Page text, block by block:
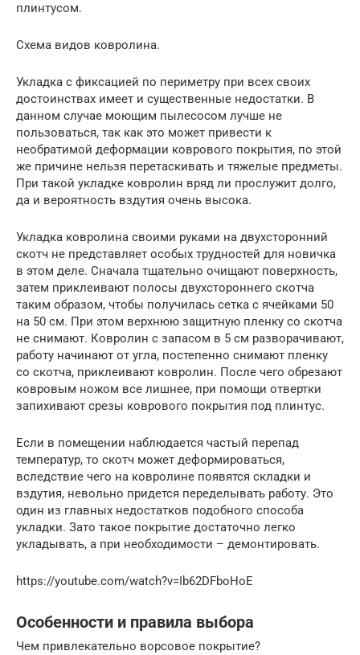
плинтусом.
Схема видов ковролина.
Укладка с фиксацией по периметру при всех своих
достоинствах имеет и существенные недостатки. В
данном случае моющим пылесосом лучше не
пользоваться, так как это может привести к
необратимой деформации коврового покрытия, по этой
же причине нельзя перетаскивать и тяжелые предметы.
При такой укладке ковролин вряд ли прослужит долго,
да и вероятность вздутия очень высока.
Укладка ковролина своими руками на двухсторонний
скотч не представляет особых трудностей для новичка
в этом деле. Сначала тщательно очищают поверхность,
затем приклеивают полосы двухстороннего скотча
таким образом, чтобы получилась сетка с ячейками 50
на 50 см. При этом верхнюю защитную пленку со скотча
не снимают. Ковролин с запасом в 5 см разворачивают,
работу начинают от угла, постепенно снимают пленку
со скотча, приклеивают ковролин. После чего обрезают
ковровым ножом все лишнее, при помощи отвертки
запихивают срезы коврового покрытия под плинтус.
Если в помещении наблюдается частый перепад
температур, то скотч может деформироваться,
вследствие чего на ковролине появятся складки и
вздутия, невольно придется переделывать работу. Это
один из главных недостатков подобного способа
укладки. Зато такое покрытие достаточно легко
укладывать, а при необходимости – демонтировать.
https://youtube.com/watch?v=Ib62DFboHoE
Особенности и правила выбора
Чем привлекательно ворсовое покрытие?